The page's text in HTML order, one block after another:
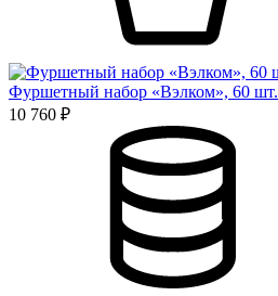
Фуршетный набор «Вэлком», 60 шт.
10 760 ₽